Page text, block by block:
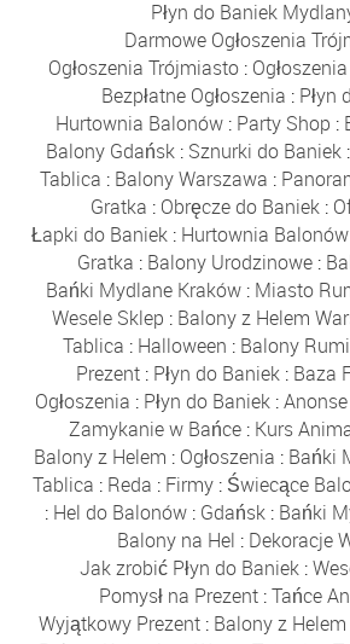
Płyn do Baniek
Darmowe Ogłoszenia
Ogłoszenia Trójmiasto : Ogłoszenia
Bezpłatne Ogłoszenia : Płyn
Hurtownia Balonów : Party Shop :
Balony Gdańsk : Sznurki do Baniek :
Tablica : Balony Warszawa :
Gratka : Obręcze do Baniek:
Łapki do Baniek: Hurtownia Balonów
Gratka : Balony Urodzinowe:
Bańki Mydlane Kraków : Miasto
Wesele Sklep : Balony z Helem
Tablica : Halloween : Balony
Prezent : Płyn do Baniek : Baza
Ogłoszenia : Płyn do Baniek :Anonse
Zamykanie w Bańce : Kurs
Balony z Helem : Ogłoszenia : Bańki
Tablica : Reda : Firmy: Świecące
: Hel do Balonów: Gdańsk: Bańki
Balony na Hel : Dekoracje
Jak zrobić Płyn do Baniek:
Pomysł na Prezent :Tańce
Wyjątkowy Prezent: Balony z